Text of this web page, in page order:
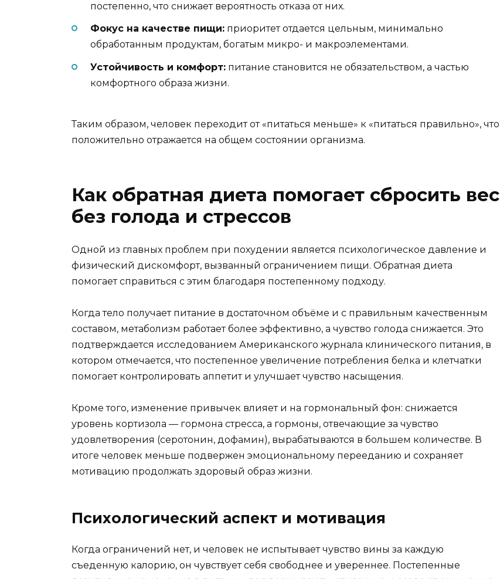
постепенно, что снижает вероятность отказа от них.
Фокус на качестве пищи: приоритет отдается цельным, минимально
обработанным продуктам, богатым микро- и макроэлементами.
Устойчивость и комфорт: питание становится не обязательством, а частью
комфортного образа жизни.
Таким образом, человек переходит от «питаться меньше» к «питаться правильно», что
положительно отражается на общем состоянии организма.
Как обратная диета помогает сбросить вес
без голода и стрессов
Одной из главных проблем при похудении является психологическое давление и
физический дискомфорт, вызванный ограничением пищи. Обратная диета
помогает справиться с этим благодаря постепенному подходу.
Когда тело получает питание в достаточном объёме и с правильным качественным
составом, метаболизм работает более эффективно, а чувство голода снижается. Это
подтверждается исследованием Американского журнала клинического питания, в
котором отмечается, что постепенное увеличение потребления белка и клетчатки
помогает контролировать аппетит и улучшает чувство насыщения.
Кроме того, изменение привычек влияет и на гормональный фон: снижается
уровень кортизола — гормона стресса, а гормоны, отвечающие за чувство
удовлетворения (серотонин, дофамин), вырабатываются в большем количестве. В
итоге человек меньше подвержен эмоциональному перееданию и сохраняет
мотивацию продолжать здоровый образ жизни.
Психологический аспект и мотивация
Когда ограничений нет, и человек не испытывает чувство вины за каждую
съеденную калорию, он чувствует себя свободнее и увереннее. Постепенные